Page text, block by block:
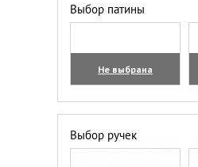
Выбор патины
Не выбрана
Выбор ручек